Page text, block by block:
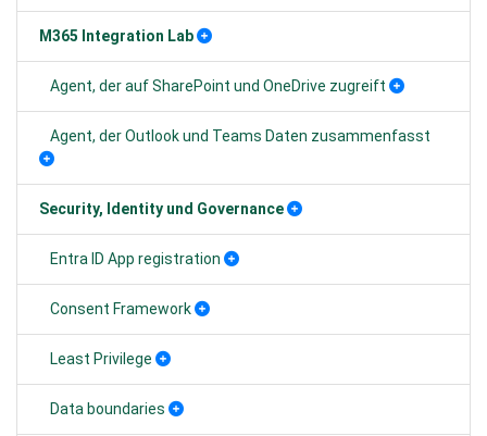
M365 Integration Lab
Agent, der auf SharePoint und OneDrive zugreift
Agent, der Outlook und Teams Daten zusammenfasst
Security, Identity und Governance
Entra ID App registration
Consent Framework
Least Privilege
Data boundaries